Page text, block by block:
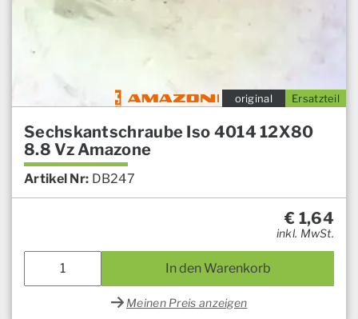
Ersatzteil
original
Sechskantschraube Iso 4014 12X80
8.8 Vz Amazone
Artikel Nr: DB247
€ 1,64
inkl. MwSt.
In den Warenkorb
Meinen Preis anzeigen